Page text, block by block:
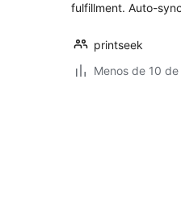
fulfillment. Auto-
printseek
Menos de 10